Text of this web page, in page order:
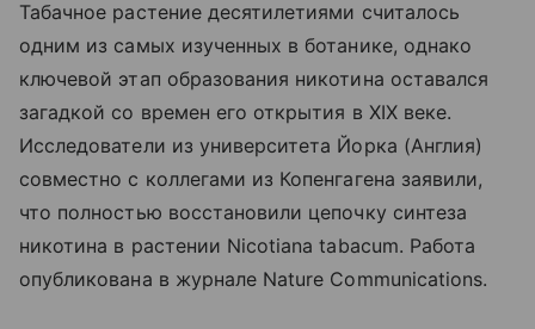
Табачное растение десятилетиями считалось
одним из самых изученных в ботанике, однако
ключевой этап образования никотина оставался
загадкой со времен его открытия в XIX веке.
Исследователи из университета Йорка (Англия)
совместно с коллегами из Копенгагена заявили,
что полностью восстановили цепочку синтеза
никотина в растении Nicotiana tabacum. Работа
опубликована в журнале Nature Communications.